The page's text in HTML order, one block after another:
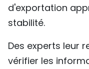
d'exportation
stabilité.
Des experts leur
vérifier les